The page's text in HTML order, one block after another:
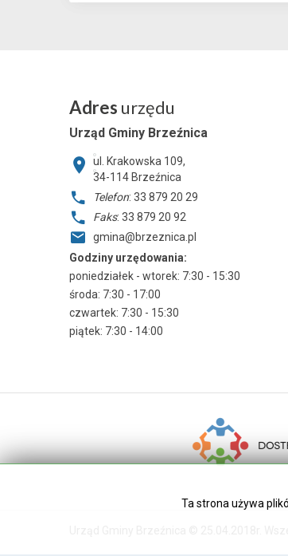
Adres urzędu
Urząd Gminy Brzeźnica
ul. Krakowska 109,
34-114 Brzeźnica
Telefon: 33 879 20 29
Faks: 33 879 20 92
gmina@brzeznica.pl
Godziny urzędowania:
poniedziałek - wtorek: 7:30 - 15:30
środa: 7:30 - 17:00
czwartek: 7:30 - 15:30
piątek: 7:30 - 14:00
Ta strona używa